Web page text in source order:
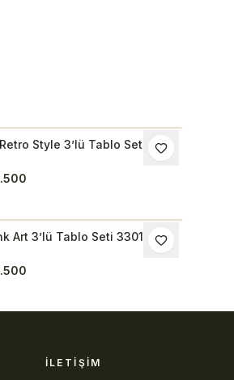
Style 3’lü Tablo Seti
Art 3’lü Tablo Seti 3301
İLETIŞIM